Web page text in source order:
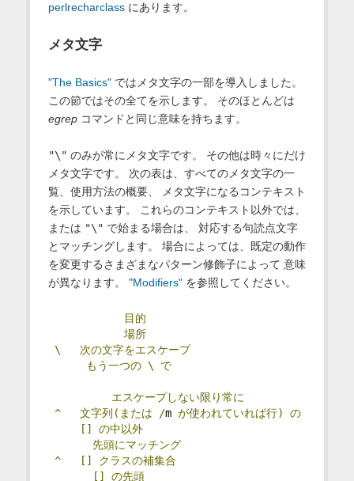
perlrecharclassにあります。
メタ文字
"The Basics"ではメタ文字の一部を導入しました。
この節ではその全てを示します。 そのほとんどは
egrepコマンドと同じ意味を持ちます。
"\" のみが常にメタ文字です。 その他は時々にだけ
メタ文字です。 次の表は、すべてのメタ文字の一
覧、使用方法の概要、 メタ文字になるコンテキスト
を示しています。 これらのコンテキスト以外では、
または "\" で始まる場合は、 対応する句読点文字
とマッチングします。 場合によっては、既定の動作
を変更するさまざまなパターン修飾子によって 意味
が異なります。 "Modifiers"を参照してください。
目的
場所
\
次の文字をエスケープ
もう一つの \ で
エスケープしない限り常に
^
文字列(または /m が使われていれば行)
の
[]
の中以外
先頭にマッチング
^
[]
クラスの補集合
[]
の先頭